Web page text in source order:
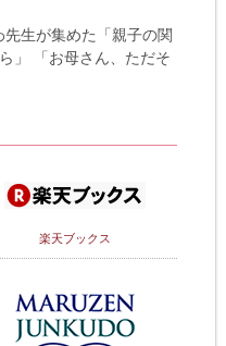
生が集めた「親子の関
」 「お母さん、ただそ
楽天ブックス